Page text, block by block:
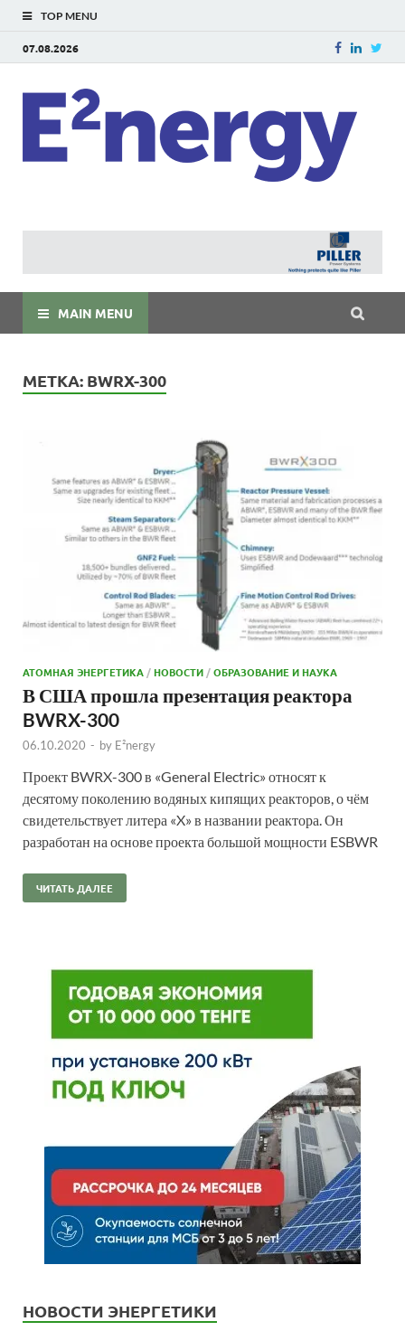
TOP MENU
07.08.2026
MAIN MENU
МЕТКА: BWRX-300
АТОМНАЯ ЭНЕРГЕТИКА /НОВОСТИ /ОБРАЗОВАНИЕ И НАУКА
В США прошла презентация реактора
BWRX-300
06.10.2020 - by E²nergy
Проект BWRX-300 в «General Electric» относят к
десятому поколению водяных кипящих реакторов, о чём
свидетельствует литера «X» в названии реактора. Он
разработан на основе проекта большой мощности ESBWR
ЧИТАТЬ ДАЛЕЕ
НОВОСТИ ЭНЕРГЕТИКИ